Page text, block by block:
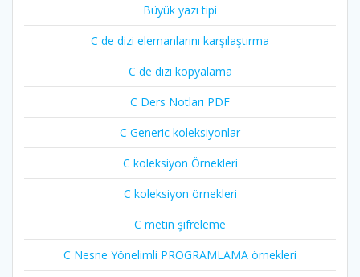
Büyük yazı tipi
C de dizi elemanlarını karşılaştırma
C de dizi kopyalama
C Ders Notları PDF
C Generic koleksiyonlar
C koleksiyon Örnekleri
C koleksiyon örnekleri
C metin şifreleme
C Nesne Yönelimli PROGRAMLAMA örnekleri